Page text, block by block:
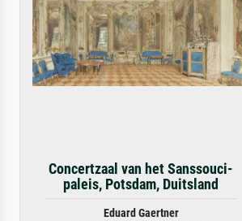
Concertzaal van het Sanssouci-
paleis, Potsdam, Duitsland
Eduard Gaertner